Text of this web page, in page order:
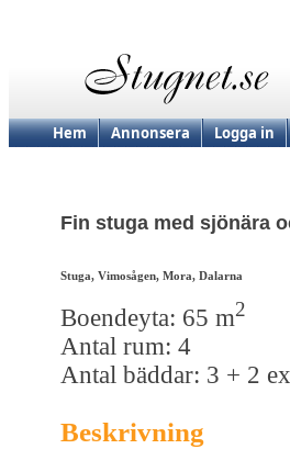
Hem Annonsera Logga in
Fin stuga med sjönära
Stuga, Vimosågen, Mora, Dalarna
Boendeyta: 65 m2
Antal rum: 4
Antal bäddar: 3 + 2
Beskrivning